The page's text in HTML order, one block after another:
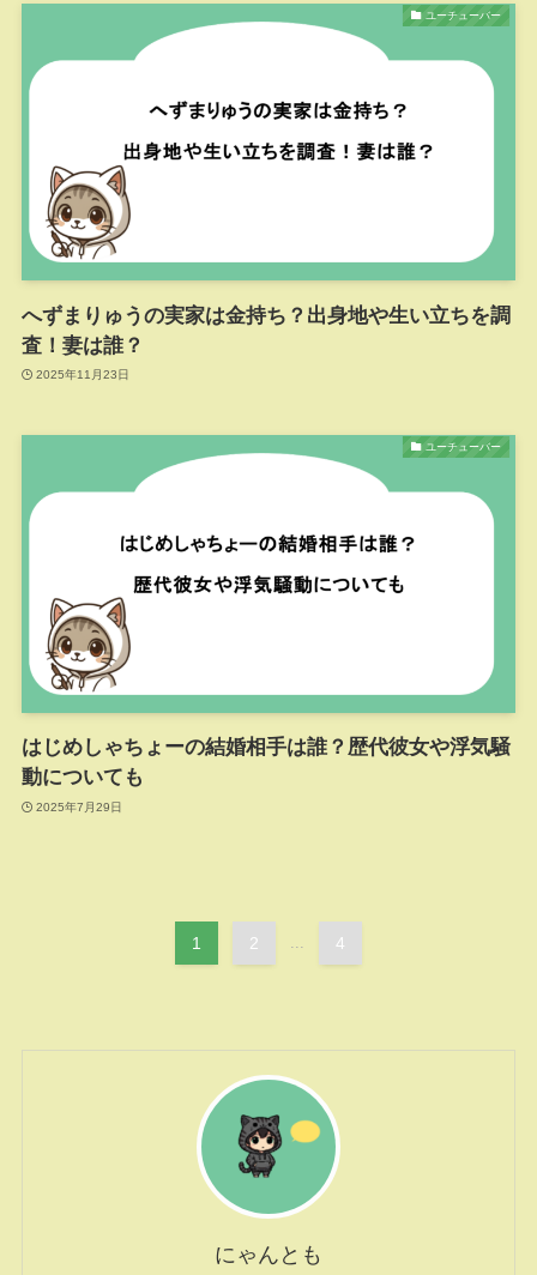
ユーチューバー
へずまりゅうの実家は金持ち？出身地や生い立ちを調
査！妻は誰？
2025年11月23日
ユーチューバー
はじめしゃちょーの結婚相手は誰？歴代彼女や浮気騒
動についても
2025年7月29日
1 2 ... 4
にゃんとも